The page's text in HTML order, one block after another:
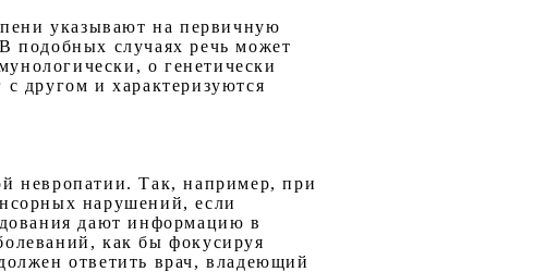
указывают на первичную
подобных случаях речь может
о генетически
другом и характеризуются
невропатии. Так, например, при
нарушений, если
дают информацию в
как бы фокусируя
ответить врач, владеющий